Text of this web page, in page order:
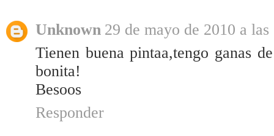
Unknown 29 de mayo de 2010 a las
Tienen buena pintaa,tengo ganas
bonita!
Besoos
Responder